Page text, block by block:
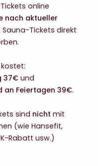
online
nach aktueller
Tickets direkt
37€und
an Feiertagen 39€.
sind nicht mit
(wie Hansefit,
Rabatt usw.)